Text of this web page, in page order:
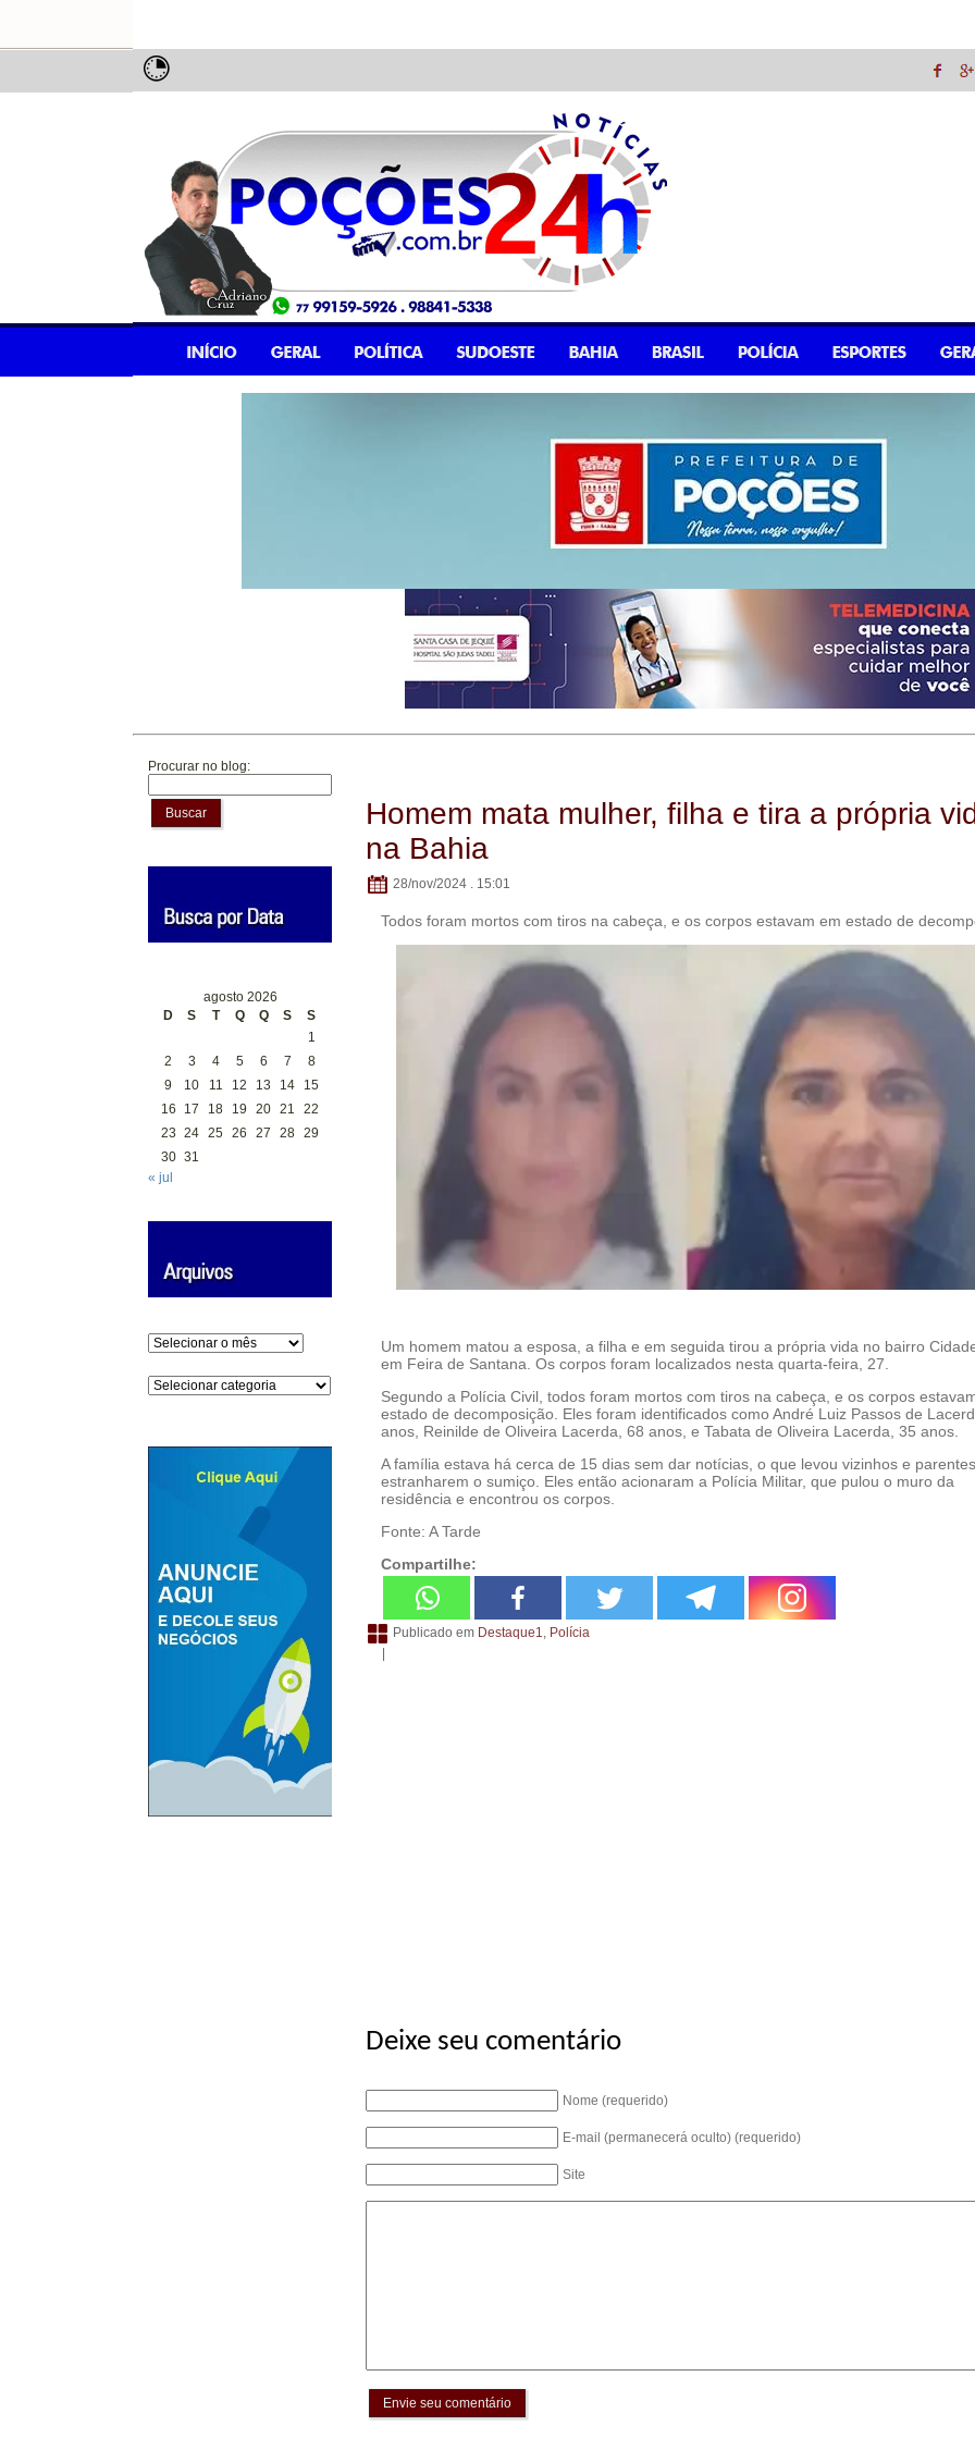
Procurar no blog:
Buscar
agosto 2026
D
S T Q Q S
S
1
2
3 4 5 6 7
8
9
10 11 12 13 14
15
16
17 18 19 20 21
22
23 24 25 26 27 28 29
30 31
« jul
Arquivos
Categorias
Homem mata mulher, filha e tira a própria
na Bahia
28/nov/2024 . 15:01
Todos foram mortos com tiros na cabeça, e os corpos estavam em estado de
Um homem matou a esposa, a filha e em seguida tirou a própria vida no bairro
em Feira de Santana. Os corpos foram localizados nesta quarta-feira, 27.
Segundo a Polícia Civil, todos foram mortos com tiros na cabeça, e os corpos
estado de decomposição. Eles foram identificados como André Luiz Passos de
anos, Reinilde de Oliveira Lacerda, 68 anos, e Tabata de Oliveira Lacerda, 35 anos.
A família estava há cerca de 15 dias sem dar notícias, o que levou vizinhos e
estranharem o sumiço. Eles então acionaram a Polícia Militar, que pulou o muro da
residência e encontrou os corpos.
Fonte: A Tarde
Compartilhe:
Publicado em Destaque1
Polícia
|
Deixe seu comentário
Nome (requerido)
E-mail (permanecerá oculto) (requerido)
Site
Envie seu comentário